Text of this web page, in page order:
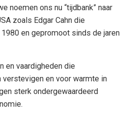
noemen ons nu “tijdbank” naar
zoals Edgar Cahn die
en gepromoot sinds de jaren
en vaardigheden die
verstevigen en voor warmte in
sterk ondergewaardeerd